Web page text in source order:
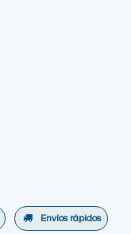
Envíos rápidos